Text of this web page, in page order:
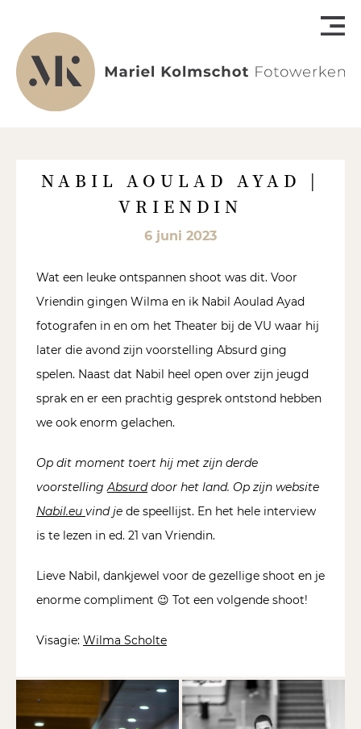
NABIL AOULAD AYAD |
VRIENDIN
6 juni 2023
Wat een leuke ontspannen shoot was dit. Voor
Vriendin gingen Wilma en ik Nabil Aoulad Ayad
fotografen in en om het Theater bij de VU waar hij
later die avond zijn voorstelling Absurd ging
spelen. Naast dat Nabil heel open over zijn jeugd
sprak en er een prachtig gesprek ontstond hebben
we ook enorm gelachen.
Op dit moment toert hij met zijn derde
voorstellingAbsurddoor het land. Op zijn website
Nabil.eu vind je de speellijst. En het hele interview
is te lezen in ed. 21 van Vriendin.
Lieve Nabil, dankjewel voor de gezellige shoot en je
enorme compliment 😉 Tot een volgende shoot!
Visagie: Wilma Scholte